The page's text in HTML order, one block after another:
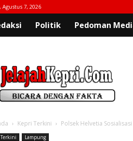
Agustus 7, 2026
Politik Pedoman
Kepri Terkini Polsek Helvetia
Lampung